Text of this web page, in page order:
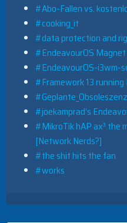
#Abo-Fallen vs.
#cooking_it
#data protection and
#EndeavourOS Magnet
#EndeavourOS-i3wm-
#Framework 13 running
#Geplante_Obsoleszenz
#joekamprad’s
#MikroTik hAP ax³ the
[Network Nerds?]
#the shit hits the fan
#works